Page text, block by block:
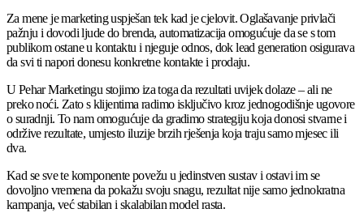
Za mene je marketing uspješan tek kad je cjelovit. Oglašavanje privlači
pažnju i dovodi ljude do brenda, automatizacija omogućuje da se s tom
publikom ostane u kontaktu i njeguje odnos, dok lead generation osigurava
da svi ti napori donesu konkretne kontakte i prodaju.
U Pehar Marketingu stojimo iza toga da rezultati uvijek dolaze – ali ne
preko noći. Zato s klijentima radimo isključivo kroz jednogodišnje ugovore
o suradnji. To nam omogućuje da gradimo strategiju koja donosi stvarne i
održive rezultate, umjesto iluzije brzih rješenja koja traju samo mjesec ili
dva.
Kad se sve te komponente povežu u jedinstven sustav i ostavi im se
dovoljno vremena da pokažu svoju snagu, rezultat nije samo jednokratna
kampanja, već stabilan i skalabilan model rasta.